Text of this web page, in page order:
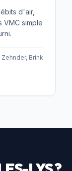
d'air,
VMC simple
Brink